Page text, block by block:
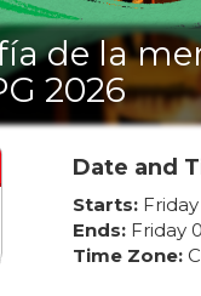
de la
2026
Date and
Starts: Friday
Ends: Friday
Time Zone: